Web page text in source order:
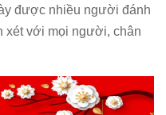
được nhiều người đánh
xét với mọi người, chân